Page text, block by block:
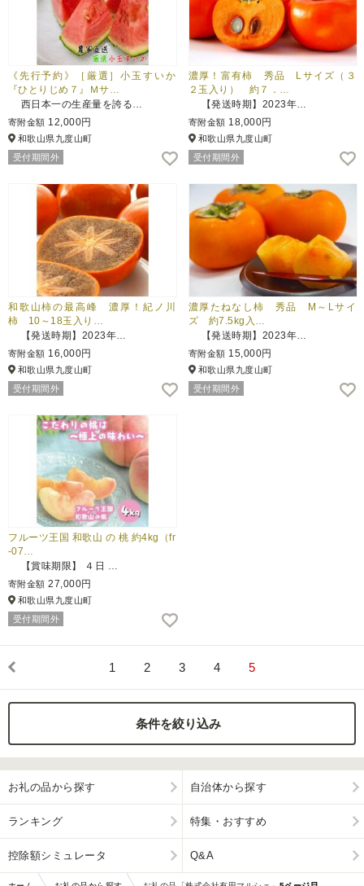
《先行予約》［厳選］小玉すいか
『ひとりじめ７』Ｍサ…
西日本一の生産量を誇る…
寄附金額 12,000円
和歌山県九度山町
受付期間外
濃厚！富有柿 秀品 Lサイズ（３
２玉入り） 約７．…
【発送時期】2023年…
寄附金額 18,000円
和歌山県九度山町
受付期間外
和歌山柿の最高峰 濃厚！紀ノ川
柿 10～18玉入り…
【発送時期】2023年…
寄附金額 16,000円
和歌山県九度山町
受付期間外
濃厚たねなし柿 秀品 M～Lサイ
ズ 約7.5kg入…
【発送時期】2023年…
寄附金額 15,000円
和歌山県九度山町
受付期間外
フルーツ王国 和歌山 の 桃 約4kg（fr
-07…
【賞味期限】 ４日 …
寄附金額 27,000円
和歌山県九度山町
受付期間外
1 2 3 4 5
条件を絞り込み
お礼の品から探す 自治体から探す
ランキング 特集・おすすめ
控除額シミュレータ Q&A